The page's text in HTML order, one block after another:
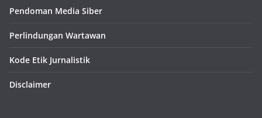
Pendoman Media Siber
Perlindungan Wartawan
Kode Etik Jurnalistik
Disclaimer